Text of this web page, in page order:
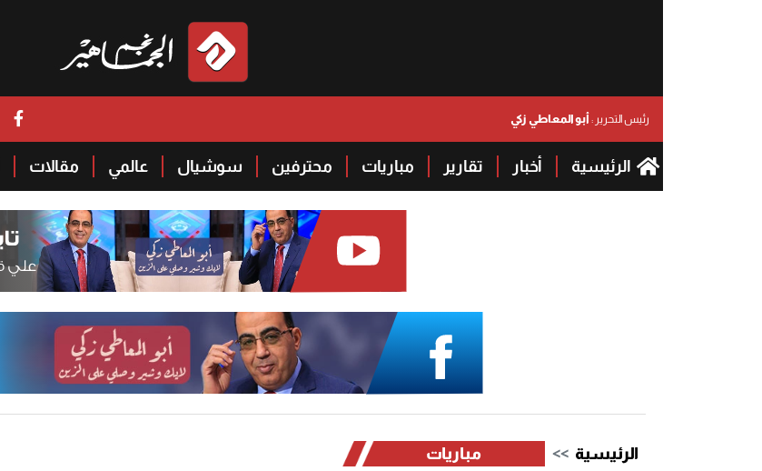
رئيس التحرير :أبو المعاطي زكي
الرئيسية أخبار تقارير مباريات محترفين سوشيال عالمي مقالات
الرئيسية مباريات